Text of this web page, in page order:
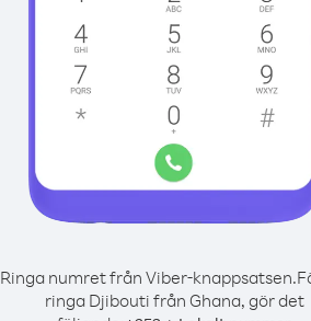
Ringa numret från Viber-knappsatsen.
ringa Djibouti från Ghana, gör det